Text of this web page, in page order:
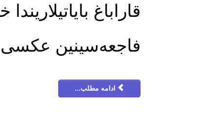
قاراباغ
فاجعه‌سینین عکسی
ادامه مطلب...